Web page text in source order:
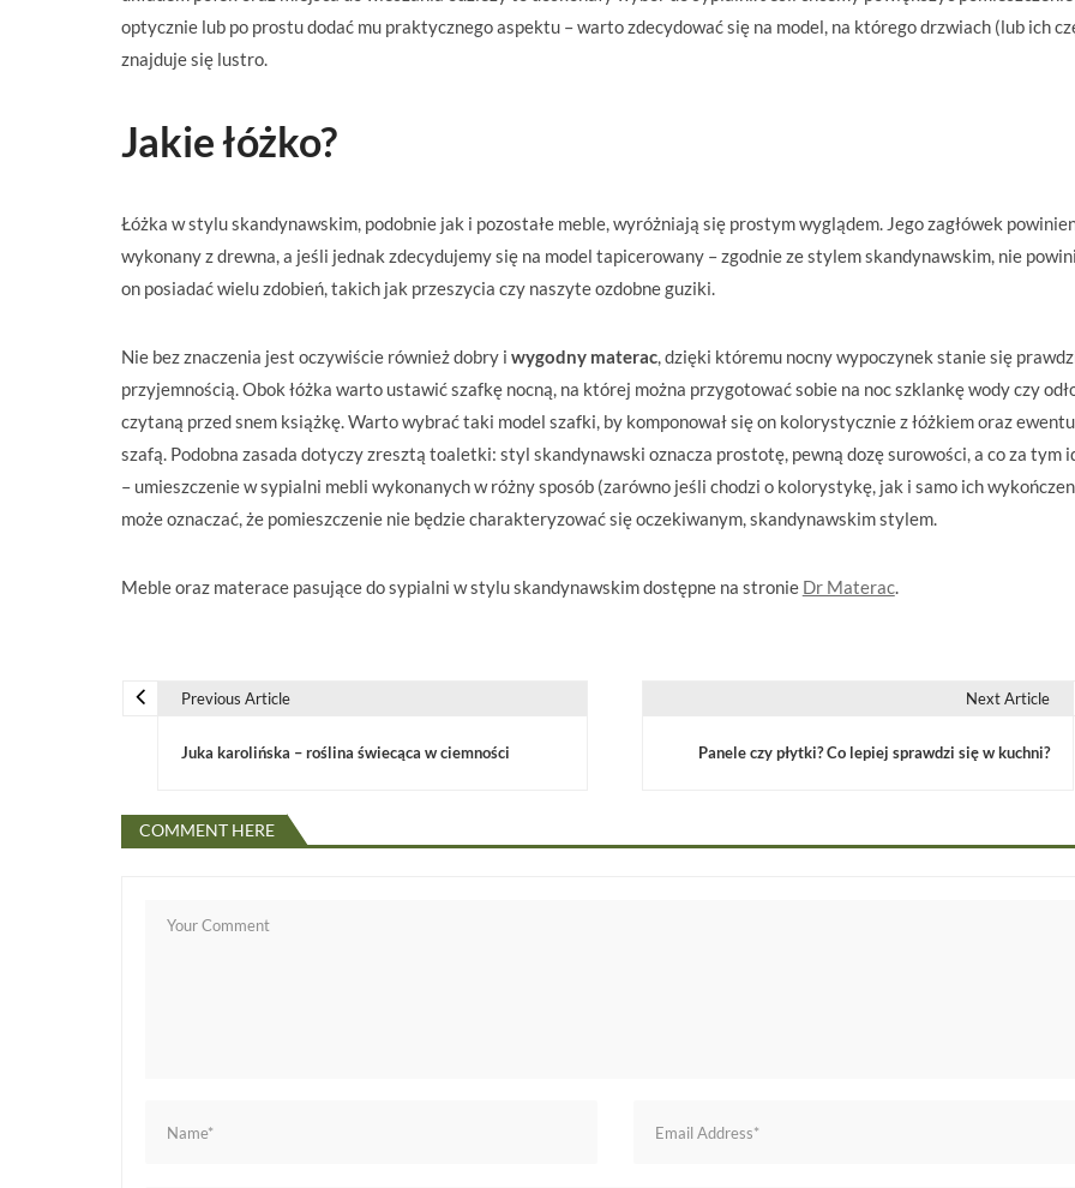
optycznie lub po prostu dodać mu praktycznego aspektu – warto zdecydować się na model, na którego drzwiach (lub ich
znajduje się lustro.
Jakie łóżko?
Łóżka w stylu skandynawskim, podobnie jak i pozostałe meble, wyróżniają się prostym wyglądem. Jego zagłówek
wykonany z drewna, a jeśli jednak zdecydujemy się na model tapicerowany – zgodnie ze stylem skandynawskim, nie
on posiadać wielu zdobień, takich jak przeszycia czy naszyte ozdobne guziki.
Nie bez znaczenia jest oczywiście również dobry i wygodny materac, dzięki któremu nocny wypoczynek stanie się
przyjemnością. Obok łóżka warto ustawić szafkę nocną, na której można przygotować sobie na noc szklankę wody czy
czytaną przed snem książkę. Warto wybrać taki model szafki, by komponował się on kolorystycznie z łóżkiem oraz
szafą. Podobna zasada dotyczy zresztą toaletki: styl skandynawski oznacza prostotę, pewną dozę surowości, a co za tym
– umieszczenie w sypialni mebli wykonanych w różny sposób (zarówno jeśli chodzi o kolorystykę, jak i samo ich
może oznaczać, że pomieszczenie nie będzie charakteryzować się oczekiwanym, skandynawskim stylem.
Meble oraz materace pasujące do sypialni w stylu skandynawskim dostępne na stronie Dr Materac.
w
Previous Article
Juka karolińska – roślina świecąca w ciemności
Next Article
Panele czy płytki? Co lepiej sprawdzi się w kuchni?
COMMENT HERE